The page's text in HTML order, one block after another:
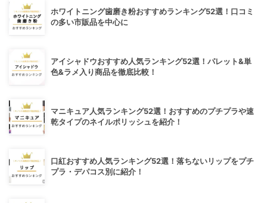
ホワイトニング歯磨き粉おすすめランキング52選！口コミ
の多い市販品を中心に
アイシャドウおすすめ人気ランキング52選！パレット&単
色&ラメ入り商品を徹底比較！
マニキュア人気ランキング52選！おすすめのプチプラや速
乾タイプのネイルポリッシュを紹介！
口紅おすすめ人気ランキング52選！落ちないリップをプチ
プラ・デパコス別に紹介！